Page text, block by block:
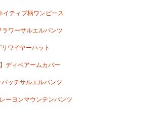
イティブ柄ワンピース
ラワーサルエルパンツ
ワイヤーハット
】ディベアームカバー
パッチサルエルパンツ
ーヨンマウンテンパンツ